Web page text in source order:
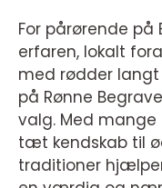
For pårørende på
erfaren, lokalt
med rødder
på Rønne
valg. Med
tæt kendskab til
traditioner